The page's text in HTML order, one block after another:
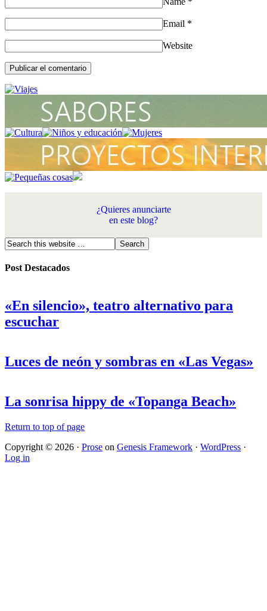
Email *
Website
¿Quieres anunciarte
en este blog?
Post Destacados
«En silencio», teatro alternativo para
escuchar
Luces de neón y sombras en «Las Vegas»
La sonrisa hippy de «Topanga Beach»
Return to top of page
Copyright © 2026 · Prose on Genesis Framework · WordPress ·
Log in